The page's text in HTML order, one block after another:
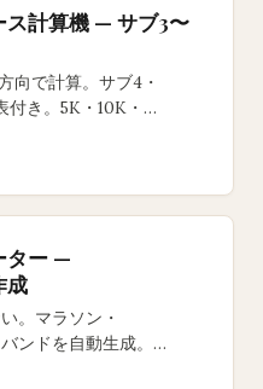
ス計算機 — サブ3〜
向で計算。サブ4・
き。5K・10K・
ター —
成
。マラソン・
ンドを自動生成。